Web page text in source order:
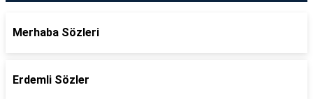
Merhaba Sözleri
Erdemli Sözler